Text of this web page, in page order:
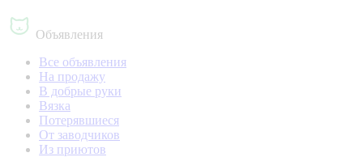
Объявления
Все объявления
На продажу
В добрые руки
Вязка
Потерявшиеся
От заводчиков
Из приютов